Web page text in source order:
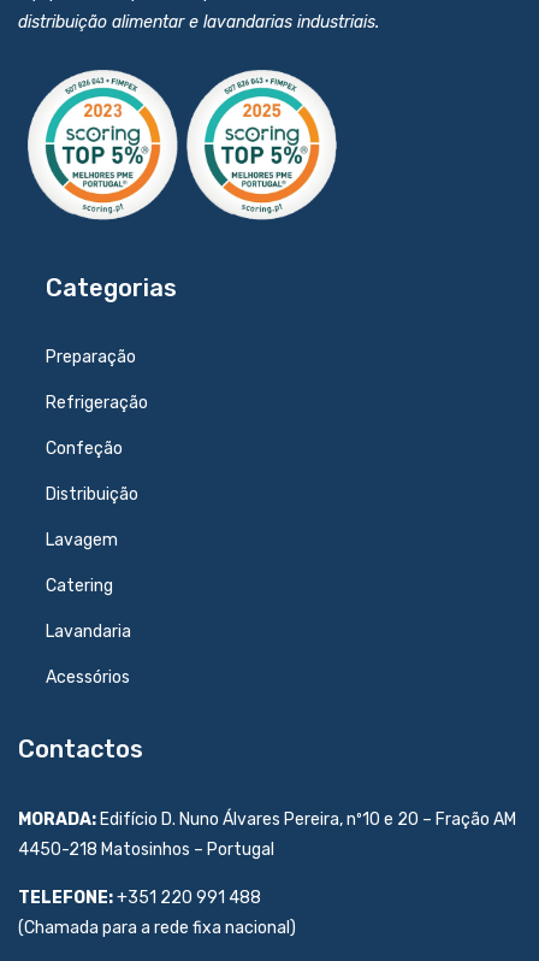
distribuição alimentar e lavandarias industriais.
Categorias
Preparação
Refrigeração
Confeção
Distribuição
Lavagem
Catering
Lavandaria
Acessórios
Contactos
MORADA: Edifício D. Nuno Álvares Pereira, nº10 e 20 – Fração AM
4450-218 Matosinhos – Portugal
TELEFONE:+351 220 991 488
(Chamada para a rede fixa nacional)